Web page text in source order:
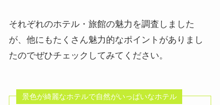
それぞれのホテル・旅館の魅力を調査しました
が、他にもたくさん魅力的なポイントがありまし
たのでぜひチェックしてみてください。
景色が綺麗なホテルで自然がいっぱいなホテル